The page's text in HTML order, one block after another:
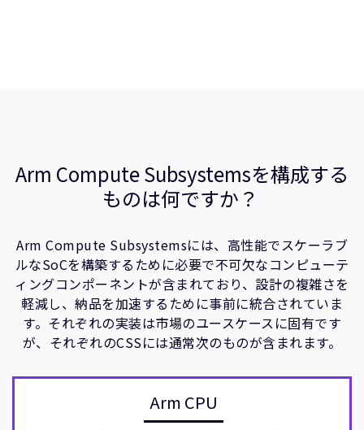
Arm Compute Subsystemsを構成する
ものは何ですか？
Arm Compute Subsystemsには、高性能でスケーラブ
ルなSoCを構築するために必要で不可欠なコンピューテ
ィングコンポーネントが含まれており、設計の複雑さを
軽減し、納品を加速するために事前に統合されていま
す。それぞれの実装は市場のユースケースに固有です
が、それぞれのCSSには通常次のものが含まれます。
Arm CPU